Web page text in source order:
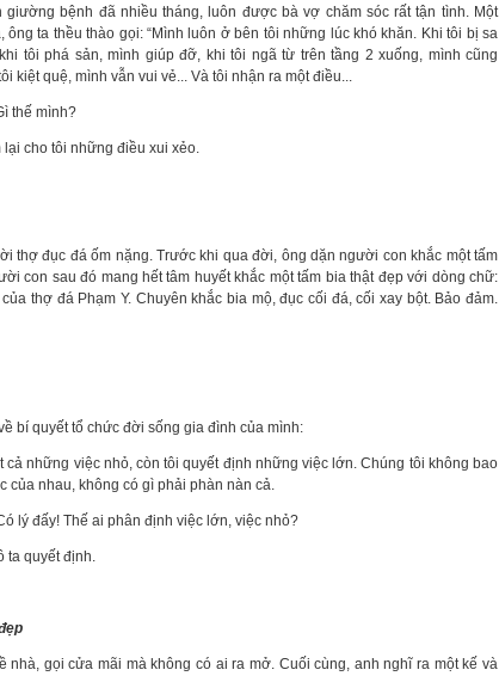
giường bệnh đã nhiều tháng, luôn được bà vợ chăm sóc rất tận tình. Một
ông ta thều thào gọi: “Mình luôn ở bên tôi những lúc khó khăn. Khi tôi bị sa
tôi phá sản, mình giúp đỡ, khi tôi ngã từ trên tầng 2 xuống, mình cũng
kiệt quệ, mình vẫn vui vẻ... Và tôi nhận ra một điều...
thế mình?
cho tôi những điều xui xẻo.
thợ đục đá ốm nặng. Trước khi qua đời, ông dặn người con khắc một tấm
con sau đó mang hết tâm huyết khắc một tấm bia thật đẹp với dòng chữ:
của thợ đá Phạm Y. Chuyên khắc bia mộ, đục cối đá, cối xay bột. Bảo đảm.
bí quyết tổ chức đời sống gia đình của mình:
cả những việc nhỏ, còn tôi quyết định những việc lớn. Chúng tôi không bao
của nhau, không có gì phải phàn nàn cả.
lý đấy! Thế ai phân định việc lớn, việc nhỏ?
ta quyết định.
nhà, gọi cửa mãi mà không có ai ra mở. Cuối cùng, anh nghĩ ra một kế và